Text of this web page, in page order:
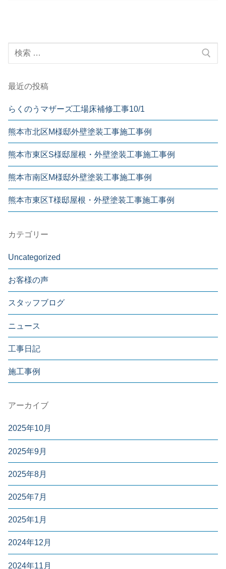
シ
ン
最近の投稿
らくのうマザーズ工場床補修工事10/1
熊本市北区M様邸外壁塗装工事施工事例
熊本市東区S様邸屋根・外壁塗装工事施工事例
熊本市南区M様邸外壁塗装工事施工事例
熊本市東区T様邸屋根・外壁塗装工事施工事例
カテゴリー
Uncategorized
お客様の声
スタッフブログ
ニュース
工事日記
施工事例
アーカイブ
2025年10月
2025年9月
2025年8月
2025年7月
2025年1月
2024年12月
2024年11月